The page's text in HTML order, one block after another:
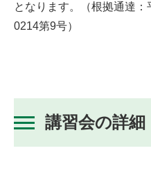
となります。（根拠通達
0214第9号）
講習会の詳細